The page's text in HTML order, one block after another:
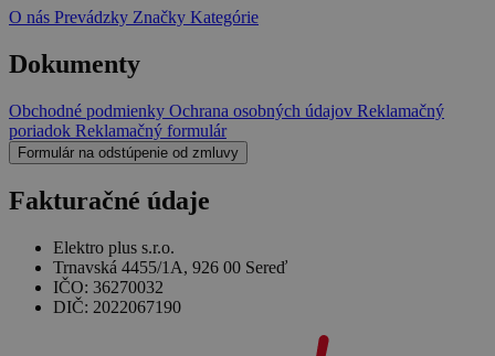
O nás Prevádzky Značky Kategórie
Dokumenty
Obchodné podmienky Ochrana osobných údajov Reklamačný
poriadok Reklamačný formulár
Formulár na odstúpenie od zmluvy
Fakturačné údaje
Elektro plus s.r.o.
Trnavská 4455/1A, 926 00 Sereď
IČO: 36270032
DIČ: 2022067190